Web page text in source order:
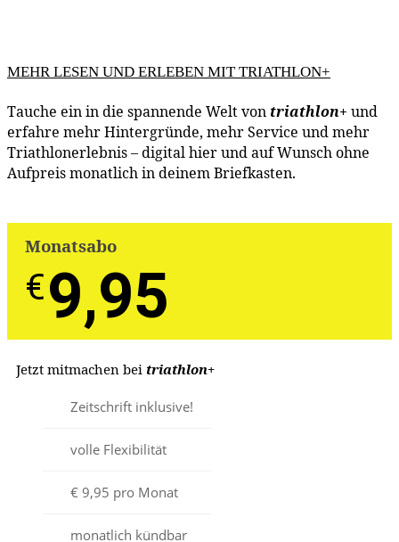
MEHR LESEN UND ERLEBEN MIT TRIATHLON+
Tauche ein in die spannende Welt von triathlon+ und
erfahre mehr Hintergründe, mehr Service und mehr
Triathlonerlebnis – digital hier und auf Wunsch ohne
Aufpreis monatlich in deinem Briefkasten.
Monatsabo
€9,95
Jetzt mitmachen bei triathlon+
Zeitschrift inklusive!
volle Flexibilität
€ 9,95 pro Monat
monatlich kündbar